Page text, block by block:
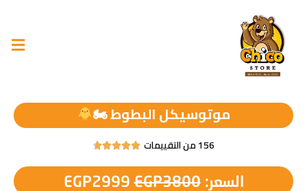
موتوسيكل البطوط 🏍
156 من التقييمات 




السعر: EGP3800
EGP2999